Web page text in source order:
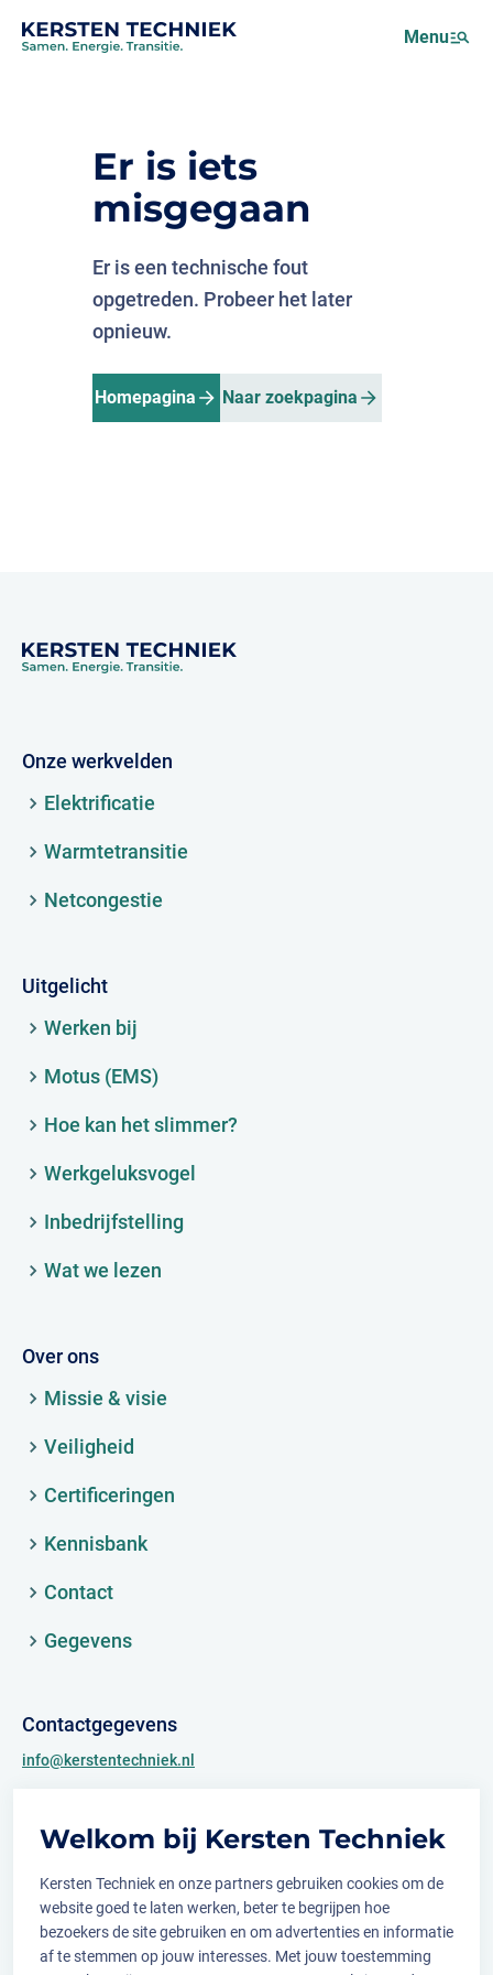
Welkom bij Kersten Techniek
Kersten Techniek en onze partners gebruiken cookies om de
website goed te laten werken, beter te begrijpen hoe
bezoekers de site gebruiken en om advertenties en informatie
af te stemmen op jouw interesses. Met jouw toestemming
Over ons
Projecten
Menu
Er is iets
misgegaan
Er is een technische fout
opgetreden. Probeer het later
opnieuw.
Homepagina Naar zoekpagina
Onze werkvelden
Elektrificatie
Warmtetransitie
Netcongestie
Uitgelicht
Werken bij
Motus (EMS)
Hoe kan het slimmer?
Werkgeluksvogel
Inbedrijfstelling
Wat we lezen
Over ons
Missie & visie
Veiligheid
Certificeringen
Kennisbank
Contact
Gegevens
Contactgegevens
info@kerstentechniek.nl
Archimedesweg 2
Volg ons op